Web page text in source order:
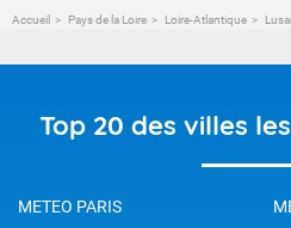
Accueil Pays de la Loire Loire-Atlantique
Top 20 des villes
METEO PARIS